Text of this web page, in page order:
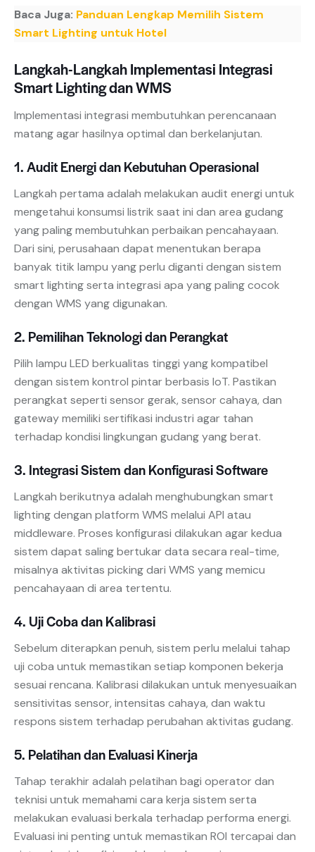
Baca Juga: Panduan Lengkap Memilih Sistem
Smart Lighting untuk Hotel
Langkah-Langkah Implementasi Integrasi
Smart Lighting dan WMS
Implementasi integrasi membutuhkan perencanaan
matang agar hasilnya optimal dan berkelanjutan.
1. Audit Energi dan Kebutuhan Operasional
Langkah pertama adalah melakukan audit energi untuk
mengetahui konsumsi listrik saat ini dan area gudang
yang paling membutuhkan perbaikan pencahayaan.
Dari sini, perusahaan dapat menentukan berapa
banyak titik lampu yang perlu diganti dengan sistem
smart lighting serta integrasi apa yang paling cocok
dengan WMS yang digunakan.
2. Pemilihan Teknologi dan Perangkat
Pilih lampu LED berkualitas tinggi yang kompatibel
dengan sistem kontrol pintar berbasis IoT. Pastikan
perangkat seperti sensor gerak, sensor cahaya, dan
gateway memiliki sertifikasi industri agar tahan
terhadap kondisi lingkungan gudang yang berat.
3. Integrasi Sistem dan Konfigurasi Software
Langkah berikutnya adalah menghubungkan smart
lighting dengan platform WMS melalui API atau
middleware. Proses konfigurasi dilakukan agar kedua
sistem dapat saling bertukar data secara real-time,
misalnya aktivitas picking dari WMS yang memicu
pencahayaan di area tertentu.
4. Uji Coba dan Kalibrasi
Sebelum diterapkan penuh, sistem perlu melalui tahap
uji coba untuk memastikan setiap komponen bekerja
sesuai rencana. Kalibrasi dilakukan untuk menyesuaikan
sensitivitas sensor, intensitas cahaya, dan waktu
respons sistem terhadap perubahan aktivitas gudang.
5. Pelatihan dan Evaluasi Kinerja
Tahap terakhir adalah pelatihan bagi operator dan
teknisi untuk memahami cara kerja sistem serta
melakukan evaluasi berkala terhadap performa energi.
Evaluasi ini penting untuk memastikan ROI tercapai dan